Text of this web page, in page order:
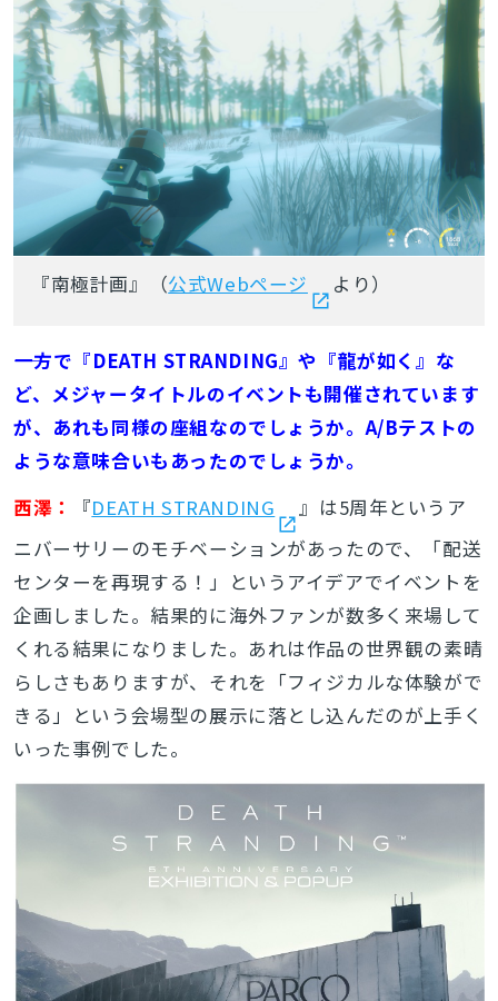
『南極計画』（公式Webページ より）
――一方で『DEATH STRANDING』や『龍が如く』な
ど、メジャータイトルのイベントも開催されています
が、あれも同様の座組なのでしょうか。A/Bテストの
ような意味合いもあったのでしょうか。
西澤：
『DEATH STRANDING
』は5周年というア
ニバーサリーのモチベーションがあったので、「配送
センターを再現する！」というアイデアでイベントを
企画しました。結果的に海外ファンが数多く来場して
くれる結果になりました。あれは作品の世界観の素晴
らしさもありますが、それを「フィジカルな体験がで
きる」という会場型の展示に落とし込んだのが上手く
いった事例でした。